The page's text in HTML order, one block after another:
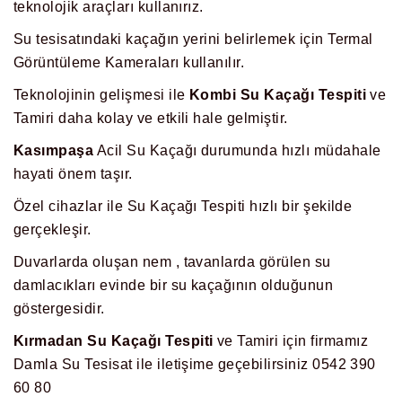
teknolojik araçları kullanırız.
Su tesisatındaki kaçağın yerini belirlemek için Termal
Görüntüleme Kameraları kullanılır.
Teknolojinin gelişmesi ile Kombi Su Kaçağı Tespiti ve
Tamiri daha kolay ve etkili hale gelmiştir.
Kasımpaşa Acil Su Kaçağı durumunda hızlı müdahale
hayati önem taşır.
Özel cihazlar ile Su Kaçağı Tespiti hızlı bir şekilde
gerçekleşir.
Duvarlarda oluşan nem , tavanlarda görülen su
damlacıkları evinde bir su kaçağının olduğunun
göstergesidir.
Kırmadan Su Kaçağı Tespiti ve Tamiri için firmamız
Damla Su Tesisat ile iletişime geçebilirsiniz 0542 390
60 80